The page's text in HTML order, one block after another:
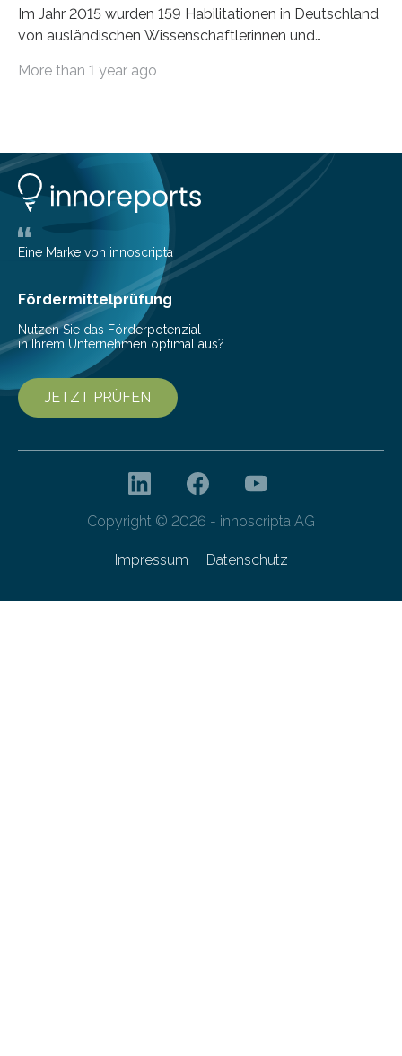
Im Jahr 2015 wurden 159 Habilitationen in Deutschland
von ausländischen Wissenschaftlerinnen und
More than 1 year ago
Eine Marke von innoscripta
Fördermittelprüfung
Nutzen Sie das Förderpotenzial
in Ihrem Unternehmen optimal aus?
JETZT PRÜFEN
Copyright © 2026 - innoscripta AG
Impressum Datenschutz